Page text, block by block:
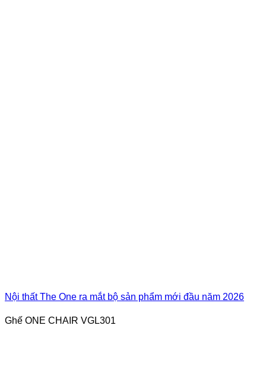
Nội thất The One ra mắt bộ sản phẩm mới đầu năm 2026
Ghế ONE CHAIR VGL301